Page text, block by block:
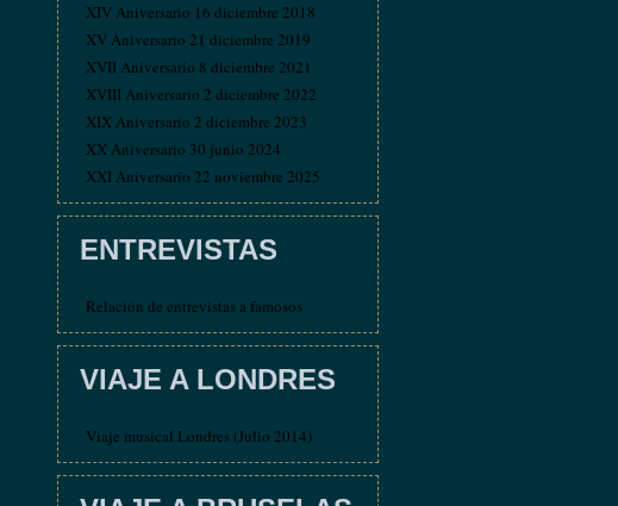
XIV Aniversario 16 diciembre 2018
XV Aniversario 21 diciembre 2019
XVII Aniversario 8 diciembre 2021
XVIII Aniversario 2 diciembre 2022
XIX Aniversario 2 diciembre 2023
XX Aniversario 30 junio 2024
XXI Aniversario 22 noviembre 2025
ENTREVISTAS
Relación de entrevistas a famosos
VIAJE A LONDRES
Viaje musical Londres (Julio 2014)